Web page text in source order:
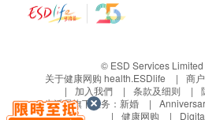
© ESD Services
关于健康网购 health.ESDlife
商
加入我們
条款及细则
生活易旗下业务： 新婚
健康网购